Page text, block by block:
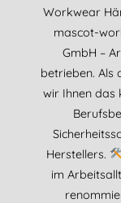
Workwear
mascot-
GmbH –
betrieben. Als
wir Ihnen das
Herstellers.
im